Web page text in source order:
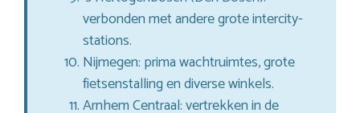
verbonden met andere grote intercity-
stations.
Nijmegen: prima wachtruimtes, grote
fietsenstalling en diverse winkels.
Arnhem Centraal: vertrekken in de